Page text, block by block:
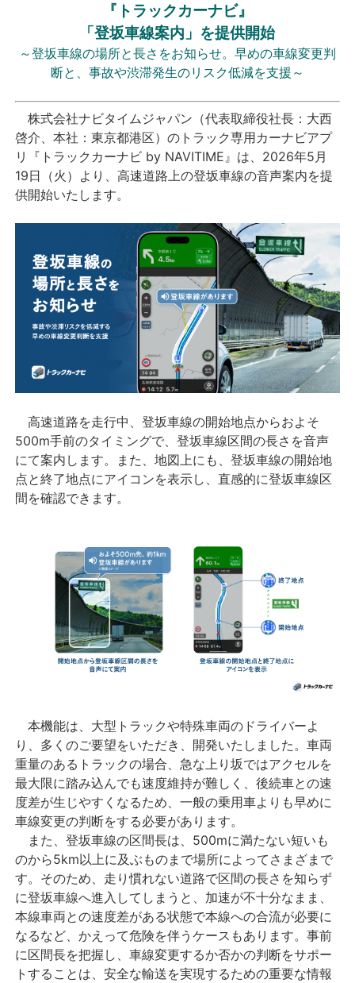
個人向けサービス
法人向けサービス
採用情報
English
『トラックカーナビ』
「登坂車線案内」を提供開始
～登坂車線の場所と長さをお知らせ。早めの車線変更判
断と、事故や渋滞発生のリスク低減を支援～
株式会社ナビタイムジャパン（代表取締役社長：大西
啓介、本社：東京都港区）のトラック専用カーナビアプ
リ『トラックカーナビ by NAVITIME』は、2026年5月
19日（火）より、高速道路上の登坂車線の音声案内を提
供開始いたします。
高速道路を走行中、登坂車線の開始地点からおよそ
500m手前のタイミングで、登坂車線区間の長さを音声
にて案内します。また、地図上にも、登坂車線の開始地
点と終了地点にアイコンを表示し、直感的に登坂車線区
間を確認できます。
本機能は、大型トラックや特殊車両のドライバーよ
り、多くのご要望をいただき、開発いたしました。車両
重量のあるトラックの場合、急な上り坂ではアクセルを
最大限に踏み込んでも速度維持が難しく、後続車との速
度差が生じやすくなるため、一般の乗用車よりも早めに
車線変更の判断をする必要があります。
また、登坂車線の区間長は、500mに満たない短いも
のから5km以上に及ぶものまで場所によってさまざまで
す。そのため、走り慣れない道路で区間の長さを知らず
に登坂車線へ進入してしまうと、加速が不十分なまま、
本線車両との速度差がある状態で本線への合流が必要に
なるなど、かえって危険を伴うケースもあります。事前
に区間長を把握し、車線変更するか否かの判断をサポー
トすることは、安全な輸送を実現するための重要な情報